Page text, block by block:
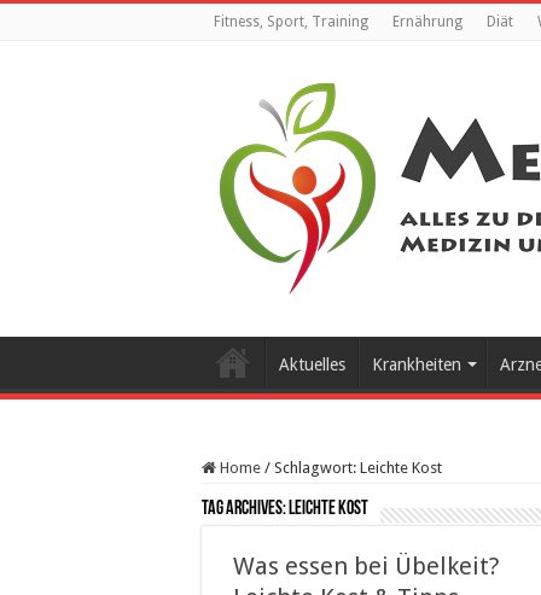
Fitness, Sport, Training Ernährung Diät
Aktuelles Krankheiten
Home / Schlagwort: Leichte Kost
Tag Archives: Leichte Kost
Was essen bei Übelkeit?